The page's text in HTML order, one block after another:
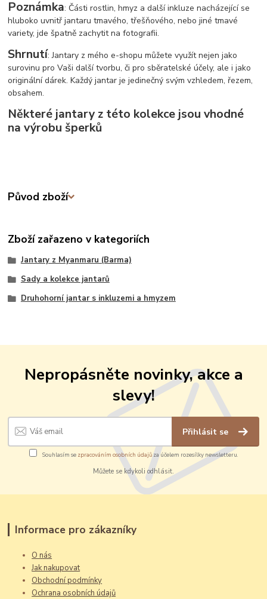
Poznámka: Části rostlin, hmyz a další inkluze nacházející se
hluboko uvnitř jantaru tmavého, třešňového, nebo jiné tmavé
variety, jde špatně zachytit na fotografii.
Shrnutí: Jantary z mého e-shopu můžete využít nejen jako
surovinu pro Vaši další tvorbu, či pro sběratelské účely, ale i jako
originální dárek. Každý jantar je jedinečný svým vzhledem, řezem,
obsahem.
Některé jantary z této kolekce jsou vhodné
na výrobu šperků
Původ zboží
Zboží zařazeno v kategoriích
Jantary z Myanmaru (Barma)
Sady a kolekce jantarů
Druhohorní jantar s inkluzemi a hmyzem
Nepropásněte novinky, akce a
slevy!
Přihlásit se
Souhlasím se zpracováním osobních údajůza účelem rozesílky newsletteru.
Můžete se kdykoli odhlásit.
Informace pro zákazníky
O nás
Jak nakupovat
Obchodní podmínky
Ochrana osobních údajů